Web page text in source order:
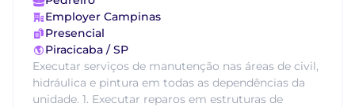
Employer Campinas
Presencial
Piracicaba / SP
Executar serviços de manutenção nas áreas de civil,
hidráulica e pintura em todas as dependências da
unidade. 1. Executar reparos em estruturas de